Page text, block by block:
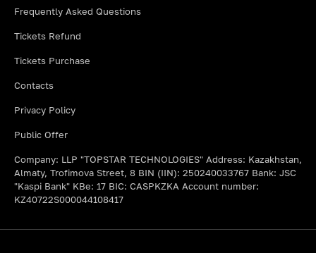
Frequently Asked Questions
Tickets Refund
Tickets Purchase
Contacts
Privacy Policy
Public Offer
Company: LLP "TOPSTAR TECHNOLOGIES" Address: Kazakhstan,
Almaty, Trofimova Street, 8 BIN (IIN): 250240033767 Bank: JSC
"Kaspi Bank" KBe: 17 BIC: CASPKZKA Account number:
KZ40722S000044108417